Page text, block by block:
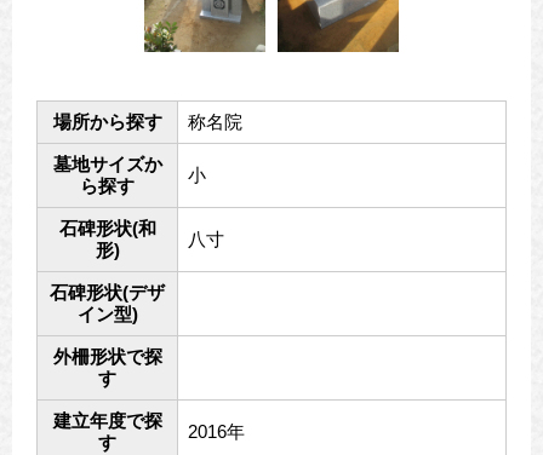
場所から探す 称名院
墓地サイズか
ら探す
小
石碑形状(和
形)
八寸
石碑形状(デザ
イン型)
外柵形状で探
す
建立年度で探
す
2016年